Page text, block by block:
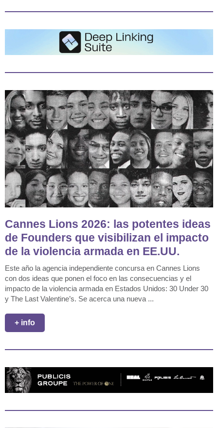
Cannes Lions 2026: las potentes ideas
de Founders que visibilizan el impacto
de la violencia armada en EE.UU.
Este año la agencia independiente concursa en Cannes Lions
con dos ideas que ponen el foco en las consecuencias y el
impacto de la violencia armada en Estados Unidos: 30 Under 30
y The Last Valentine’s. Se acerca una nueva ...
+ info